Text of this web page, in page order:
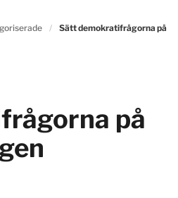
Sätt demokratifrågorna på
på